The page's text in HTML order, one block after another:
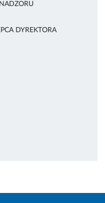
DYREKTORA